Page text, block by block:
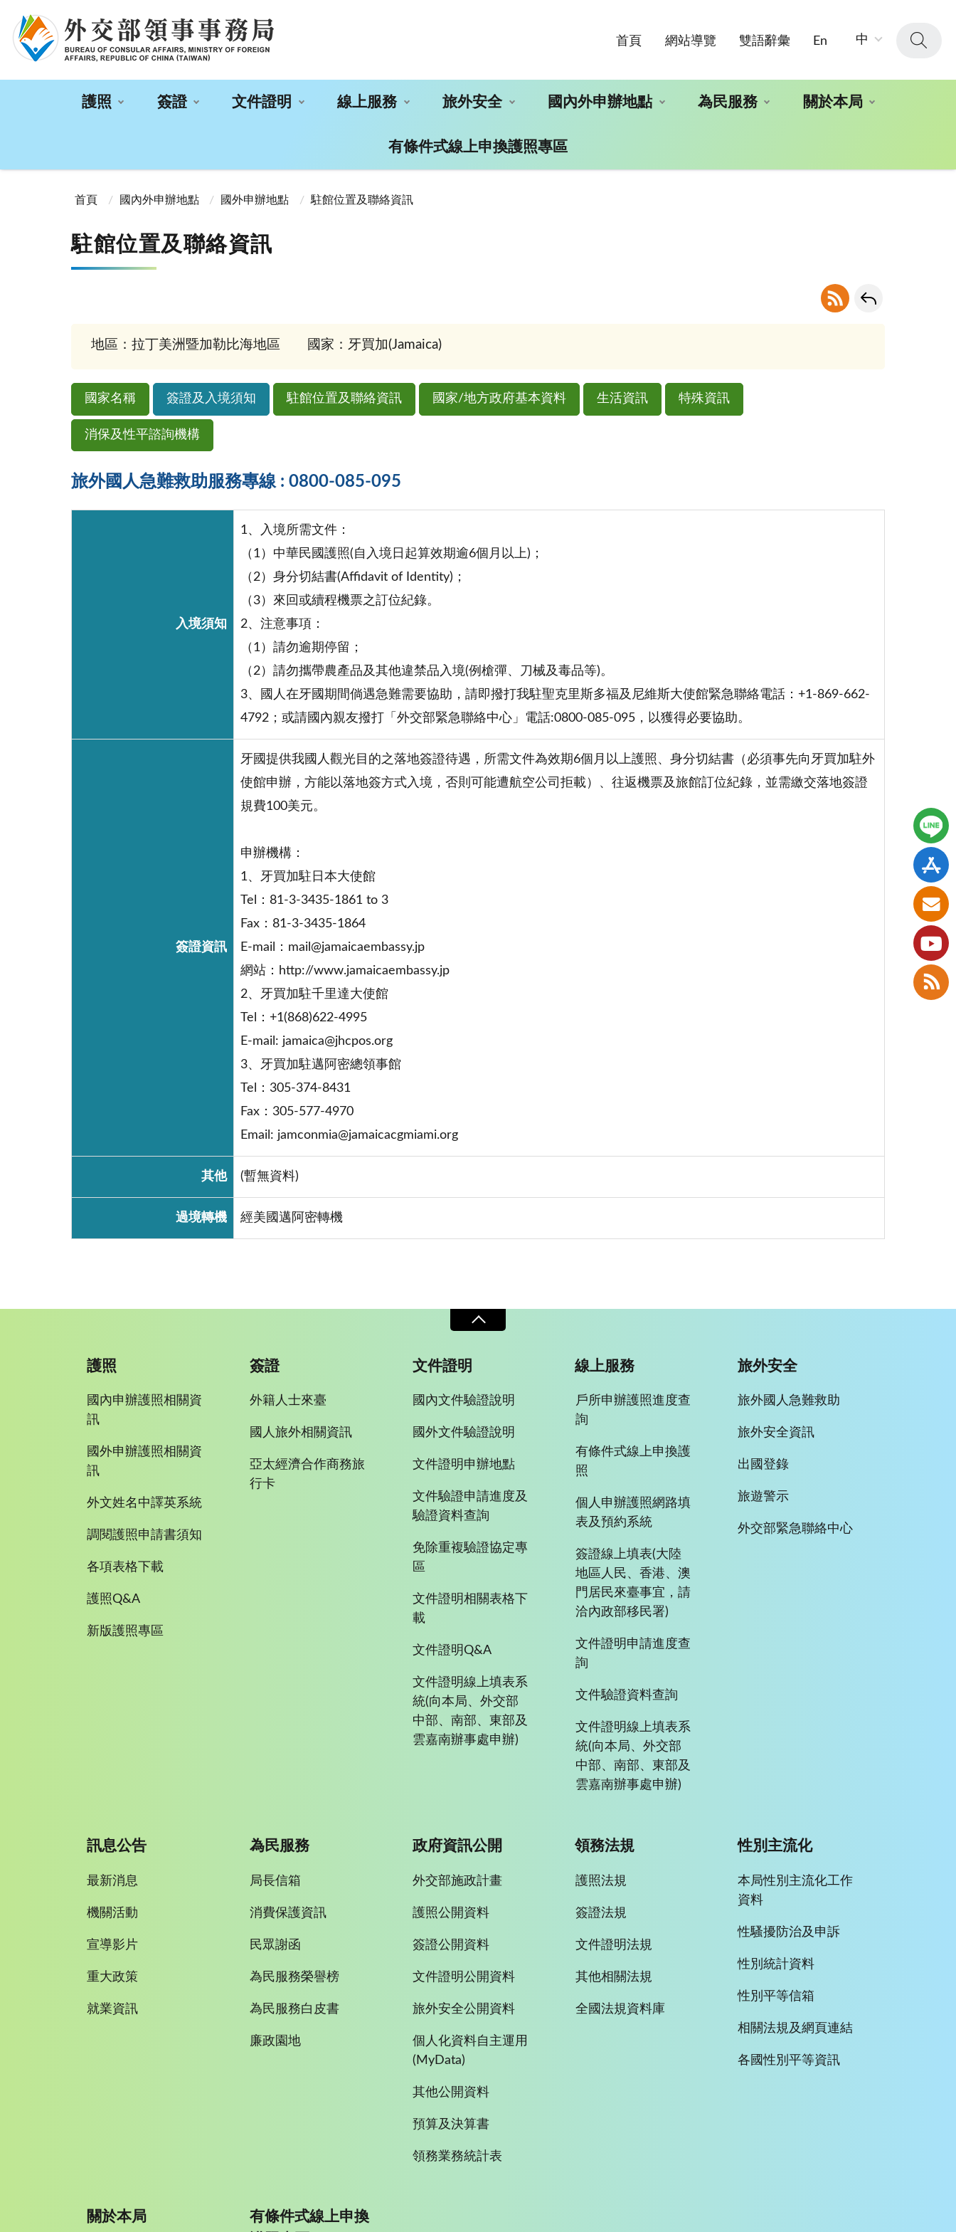
首頁 網站導覽 雙語辭彙 En 中
護照 簽證 文件證明 線上服務 旅外安全 國內外申辦地點 為民服務 關於本局
有條件式線上申換護照專區
首頁
國內外申辦地點 國外申辦地點 駐館位置及聯絡資訊
駐館位置及聯絡資訊
地區：拉丁美洲暨加勒比海地區 國家：牙買加(Jamaica)
國家名稱 簽證及入境須知 駐館位置及聯絡資訊 國家/地方政府基本資料 生活資訊 特殊資訊
消保及性平諮詢機構
旅外國人急難救助服務專線 : 0800-085-095
入境須知
1、入境所需文件：
（1）中華民國護照(自入境日起算效期逾6個月以上)；
（2）身分切結書(Affidavit of Identity)；
（3）來回或續程機票之訂位紀錄。
2、注意事項：
（1）請勿逾期停留；
（2）請勿攜帶農產品及其他違禁品入境(例槍彈、刀械及毒品等)。
3、國人在牙國期間倘遇急難需要協助，請即撥打我駐聖克里斯多福及尼維斯大使館緊急聯絡電話：+1-869-662-
4792；或請國內親友撥打「外交部緊急聯絡中心」電話:0800-085-095，以獲得必要協助。
簽證資訊
牙國提供我國人觀光目的之落地簽證待遇，所需文件為效期6個月以上護照、身分切結書（必須事先向牙買加駐外
使館申辦，方能以落地簽方式入境，否則可能遭航空公司拒載）、往返機票及旅館訂位紀錄，並需繳交落地簽證
規費100美元。
申辦機構：
1、牙買加駐日本大使館
Tel：81-3-3435-1861 to 3
Fax：81-3-3435-1864
E-mail：mail@jamaicaembassy.jp
網站：http://www.jamaicaembassy.jp
2、牙買加駐千里達大使館
Tel：+1(868)622-4995
E-mail: jamaica@jhcpos.org
3、牙買加駐邁阿密總領事館
Tel：305-374-8431
Fax：305-577-4970
Email: jamconmia@jamaicacgmiami.org
其他 (暫無資料)
過境轉機 經美國邁阿密轉機
護照
國內申辦護照相關資
訊
國外申辦護照相關資
訊
外文姓名中譯英系統
調閱護照申請書須知
各項表格下載
護照Q&A
新版護照專區
簽證
外籍人士來臺
國人旅外相關資訊
亞太經濟合作商務旅
行卡
文件證明
國內文件驗證說明
國外文件驗證說明
文件證明申辦地點
文件驗證申請進度及
驗證資料查詢
免除重複驗證協定專
區
文件證明相關表格下
載
文件證明Q&A
文件證明線上填表系
統(向本局、外交部
中部、南部、東部及
雲嘉南辦事處申辦)
線上服務
戶所申辦護照進度查
詢
有條件式線上申換護
照
個人申辦護照網路填
表及預約系統
簽證線上填表(大陸
地區人民、香港、澳
門居民來臺事宜，請
洽內政部移民署)
文件證明申請進度查
詢
文件驗證資料查詢
文件證明線上填表系
統(向本局、外交部
中部、南部、東部及
雲嘉南辦事處申辦)
旅外安全
旅外國人急難救助
旅外安全資訊
出國登錄
旅遊警示
外交部緊急聯絡中心
訊息公告
最新消息
機關活動
宣導影片
重大政策
就業資訊
為民服務
局長信箱
消費保護資訊
民眾謝函
為民服務榮譽榜
為民服務白皮書
廉政園地
政府資訊公開
外交部施政計畫
護照公開資料
簽證公開資料
文件證明公開資料
旅外安全公開資料
個人化資料自主運用
(MyData)
其他公開資料
預算及決算書
領務業務統計表
領務法規
護照法規
簽證法規
文件證明法規
其他相關法規
全國法規資料庫
性別主流化
本局性別主流化工作
資料
性騷擾防治及申訴
性別統計資料
性別平等信箱
相關法規及網頁連結
各國性別平等資訊
關於本局 有條件式線上申換